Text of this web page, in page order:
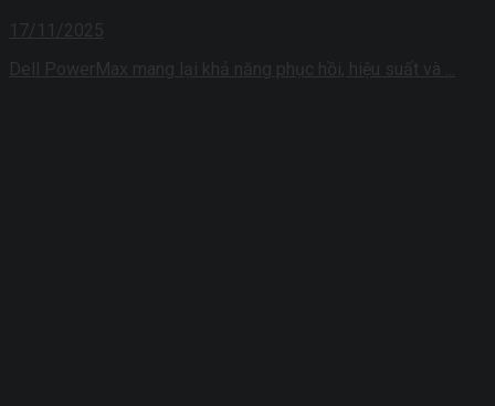
17/11/2025
Dell PowerMax mang lại khả năng phục hồi, hiệu suất và ...